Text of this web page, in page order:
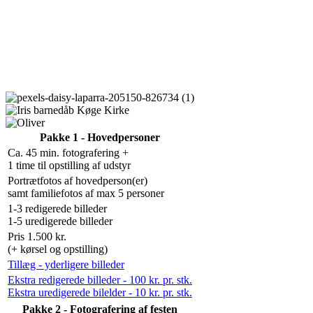
Pakke 1 - Hovedpersoner
Ca. 45 min. fotografering +
1 time til opstilling af udstyr
Portrætfotos af hovedperson(er)
samt familiefotos af max 5 personer
1-3 redigerede billeder
1-5 uredigerede billeder
Pris 1.500 kr.
(+ kørsel og opstilling)
Tillæg - yderligere billeder
Ekstra redigerede billeder - 100 kr. pr. stk.
Ekstra uredigerede bilelder - 10 kr. pr. stk.
Pakke 2 - Fotografering af festen